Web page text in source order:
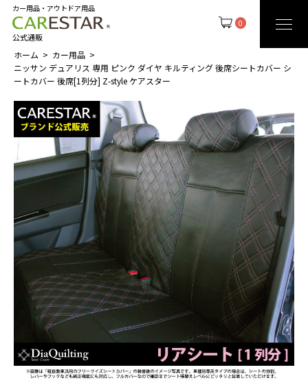
0
カー用品・アウトドア用品
公式通販
ホーム
カー用品
ニッサン デュアリス 専用 ピンク ダイヤ キルティング 後席シートカバー シ
ートカバー 後席[1列分] Z-style ケアスター